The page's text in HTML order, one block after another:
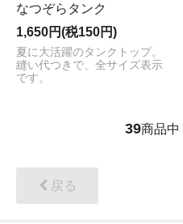
なつぞらタンク
1,650円(税150円)
夏に大活躍のタンクトップ。
縫い代つきで、全サイズ表示
です。
39商品中
戻る